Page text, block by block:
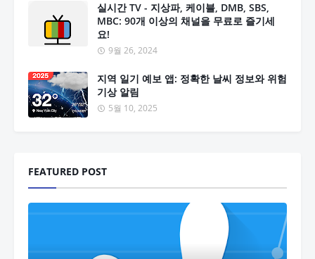
실시간 TV - 지상파, 케이블, DMB, SBS,
MBC: 90개 이상의 채널을 무료로 즐기세
요!
9월 26, 2024
지역 일기 예보 앱: 정확한 날씨 정보와 위험
기상 알림
5월 10, 2025
FEATURED POST